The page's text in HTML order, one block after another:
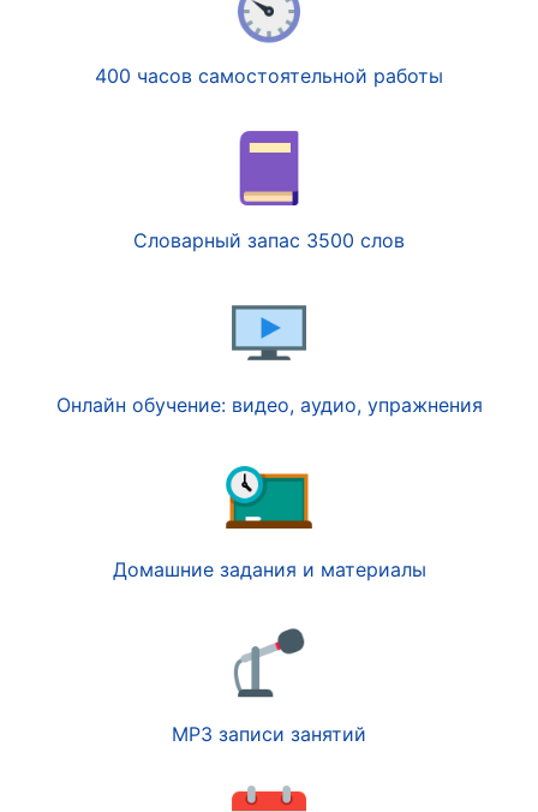
400 часов самостоятельной работы
Словарный запас 3500 слов
Онлайн обучение: видео, аудио, упражнения
Домашние задания и материалы
MP3 записи занятий